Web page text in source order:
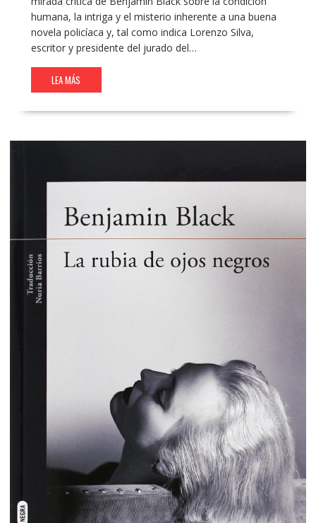
humana, la intriga y el misterio inherente a una buena
novela policíaca y, tal como indica Lorenzo Silva,
escritor y presidente del jurado del…
LEA MÁS